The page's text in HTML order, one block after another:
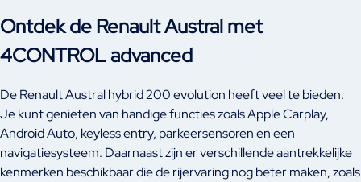
Ontdek de Renault Austral met
4CONTROL advanced
De Renault Austral hybrid 200 evolution heeft veel te bieden.
Je kunt genieten van handige functies zoals Apple Carplay,
Android Auto, keyless entry, parkeersensoren en een
navigatiesysteem. Daarnaast zijn er verschillende aantrekkelijke
kenmerken beschikbaar die de rijervaring nog beter maken, zoals